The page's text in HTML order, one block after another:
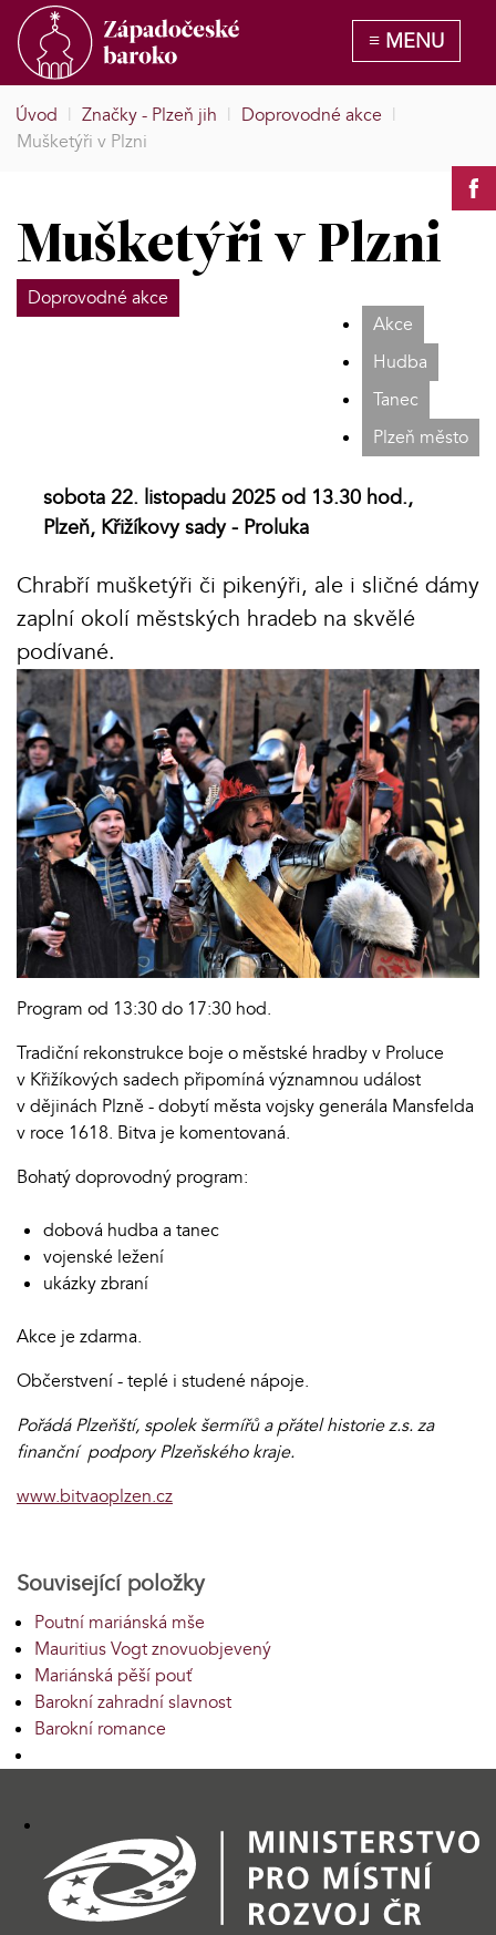
Úvod | Značky - Plzeň jih | Doprovodné akce |
Mušketýři v Plzni
Mušketýři v Plzni
Doprovodné akce
Akce
Hudba
Tanec
Plzeň město
sobota 22. listopadu 2025 od 13.30 hod.,
Plzeň, Křižíkovy sady - Proluka
Chrabří mušketýři či pikenýři, ale i sličné dámy
zaplní okolí městských hradeb na skvělé
podívané.
Program od 13:30 do 17:30 hod.
Tradiční rekonstrukce boje o městské hradby v Proluce
v Křižíkových sadech připomíná významnou událost
v dějinách Plzně - dobytí města vojsky generála Mansfelda
v roce 1618. Bitva je komentovaná.
Bohatý doprovodný program:
dobová hudba a tanec
vojenské ležení
ukázky zbraní
Akce je zdarma.
Občerstvení - teplé i studené nápoje.
Pořádá Plzeňští, spolek šermířů a přátel historie z.s. za
finanční podpory Plzeňského kraje.
www.bitvaoplzen.cz
Související položky
Poutní mariánská mše
Mauritius Vogt znovuobjevený
Mariánská pěší pouť
Barokní zahradní slavnost
Barokní romance